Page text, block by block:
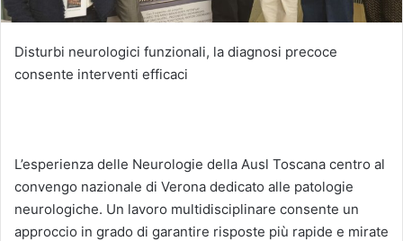
Disturbi neurologici funzionali, la diagnosi precoce
consente interventi efficaci
L’esperienza delle Neurologie della Ausl Toscana centro al
convengo nazionale di Verona dedicato alle patologie
neurologiche. Un lavoro multidisciplinare consente un
approccio in grado di garantire risposte più rapide e mirate